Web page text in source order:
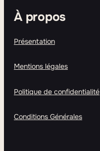
À propos
Présentation
Mentions légales
Politique de confidentialité
Conditions Générales